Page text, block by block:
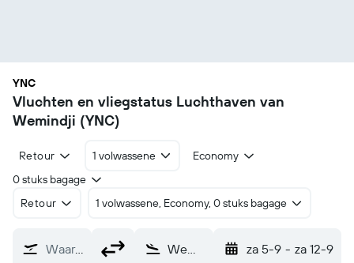
YNC
Vluchten en vliegstatus Luchthaven van
Wemindji (YNC)
Retour 1 volwassene
Economy
0 stuks bagage
Retour
1 volwassene, Economy, 0 stuks bagage
Waarvandaan? Wemindji (YNC) za 5-9 - za 12-9